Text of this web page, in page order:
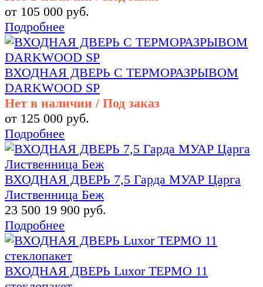
от 105 000 руб.
Подробнее
ВХОДНАЯ ДВЕРЬ С ТЕРМОРАЗРЫВОМ
DARKWOOD SP
Нет в наличии / Под заказ
от 125 000 руб.
Подробнее
ВХОДНАЯ ДВЕРЬ 7,5 Гарда МУАР Царга
Лиственница Беж
23 500 19 900 руб.
Подробнее
ВХОДНАЯ ДВЕРЬ Luxor ТЕРМО 11